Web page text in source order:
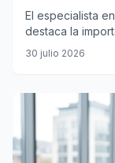
El especialista
destaca la
una vivienda
tiempo de venta.
30 julio 2026